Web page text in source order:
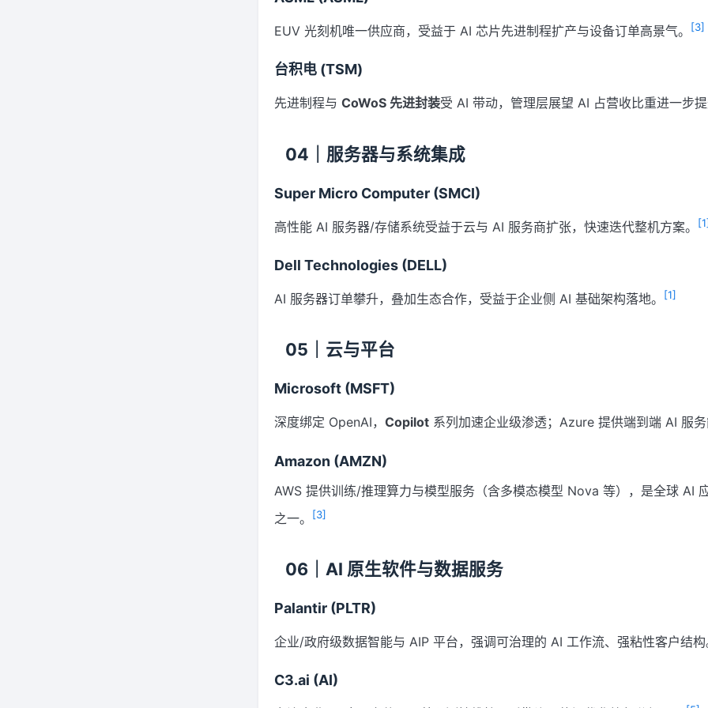
EUV 光刻机唯一供应商，受益于 AI 芯片先进制程扩产与设备订单高景气。 [3]
台积电 (TSM)
先进制程与 CoWoS 先进封装受 AI 带动，管理层展望 AI 占营收比重进一步提
04｜服务器与系统集成
Super Micro Computer (SMCI)
高性能 AI 服务器/存储系统受益于云与 AI 服务商扩张，快速迭代整机方案。 [1]
Dell Technologies (DELL)
AI 服务器订单攀升，叠加生态合作，受益于企业侧 AI 基础架构落地。 [1]
05｜云与平台
Microsoft (MSFT)
深度绑定 OpenAI， Copilot系列加速企业级渗透；Azure 提供端到端 AI 服务
Amazon (AMZN)
AWS 提供训练/推理算力与模型服务（含多模态模型 Nova 等），是全球 AI
之一。
[3]
06｜AI 原生软件与数据服务
Palantir (PLTR)
企业/政府级数据智能与 AIP 平台，强调可治理的 AI 工作流、强粘性客户结构
C3.ai (AI)